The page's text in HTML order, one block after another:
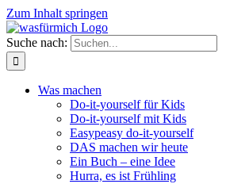
Zum Inhalt springen
Suche nach:
Was machen
Do-it-yourself für Kids
Do-it-yourself mit Kids
Easypeasy do-it-yourself
DAS machen wir heute
Ein Buch – eine Idee
Hurra, es ist Frühling